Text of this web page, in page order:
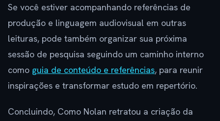
Se você estiver acompanhando referências de
produção e linguagem audiovisual em outras
leituras, pode também organizar sua próxima
sessão de pesquisa seguindo um caminho interno
como guia de conteúdo e referências, para reunir
inspirações e transformar estudo em repertório.
Concluindo, Como Nolan retratou a criação da